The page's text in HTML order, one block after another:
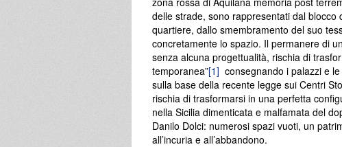
delle strade, sono rappresentati dal
quartiere, dallo smembramento del suo
concretamente lo spazio. Il permanere di
senza alcuna progettualità, rischia di
temporanea”[1] consegnando i palazzi e
sulla base della recente legge sui Centri
rischia di trasformarsi in una perfetta
nella Sicilia dimenticata e malfamata del
Danilo Dolci: numerosi spazi vuoti, un
all’incuria e all’abbandono.